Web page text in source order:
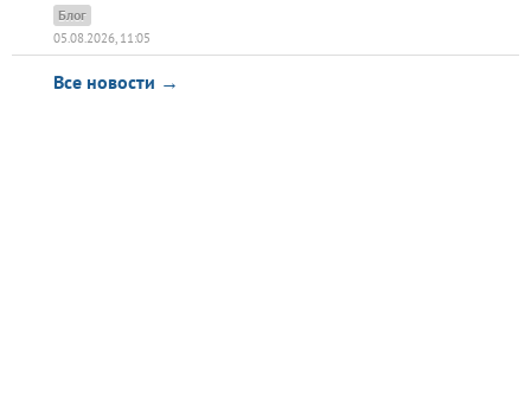
Блог
05.08.2026, 11:05
Все новости →